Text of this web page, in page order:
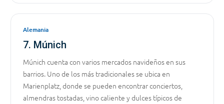
Alemania
7. Múnich
Múnich cuenta con varios mercados navideños en sus
barrios. Uno de los más tradicionales se ubica en
Marienplatz, donde se pueden encontrar conciertos,
almendras tostadas, vino caliente y dulces típicos de